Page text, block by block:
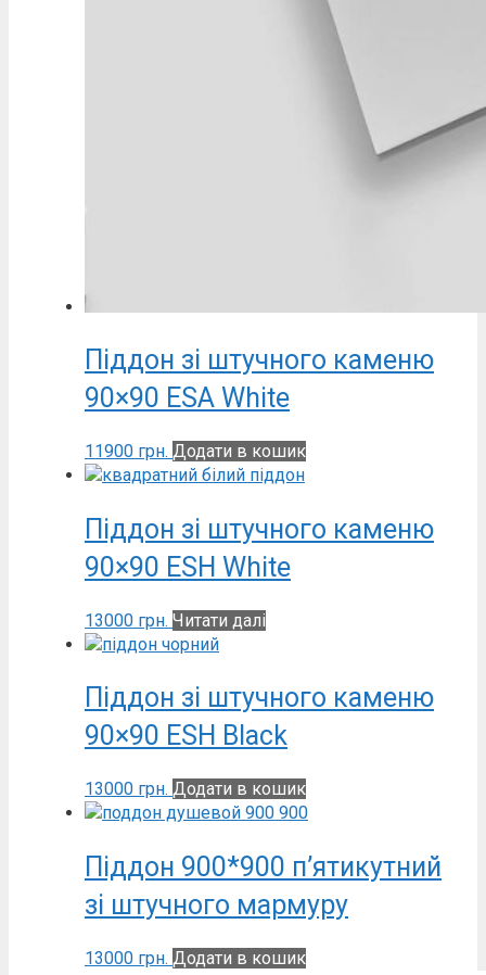
Піддон зі штучного каменю
90×90 ESA White
11900 грн. Додати в кошик
Піддон зі штучного каменю
90×90 ESH White
13000 грн. Читати далі
Піддон зі штучного каменю
90×90 ESH Black
13000 грн. Додати в кошик
Піддон 900*900 п’ятикутний
зі штучного мармуру
13000 грн. Додати в кошик